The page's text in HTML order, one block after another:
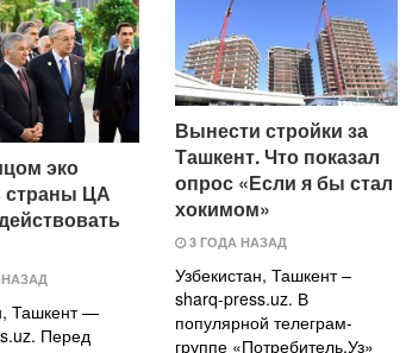
эко
страны ЦА
Ташкент —
Перед
Вынести стройки за
Ташкент. Что показал
опрос «Если я бы стал
хокимом»
3 ГОДА НАЗАД
Узбекистан, Ташкент –
sharq-press.uz. В
популярной телеграм-
группе «Потребитель.Уз»